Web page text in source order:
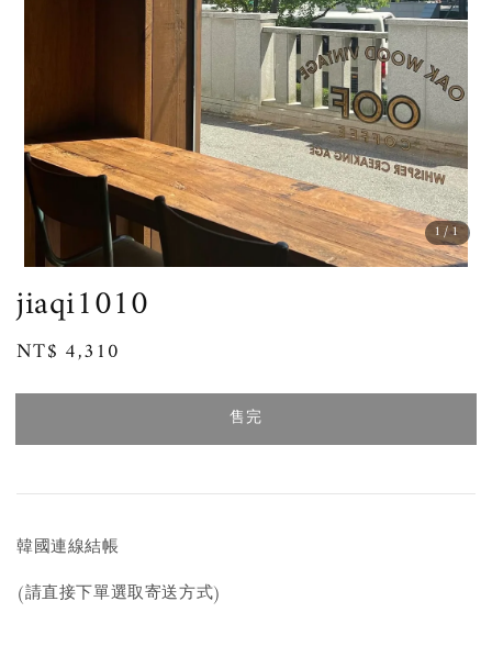
1/1
jiaqi1010
Regular
NT$ 4,310
售完
韓國連線結帳
(請直接下單選取寄送方式)